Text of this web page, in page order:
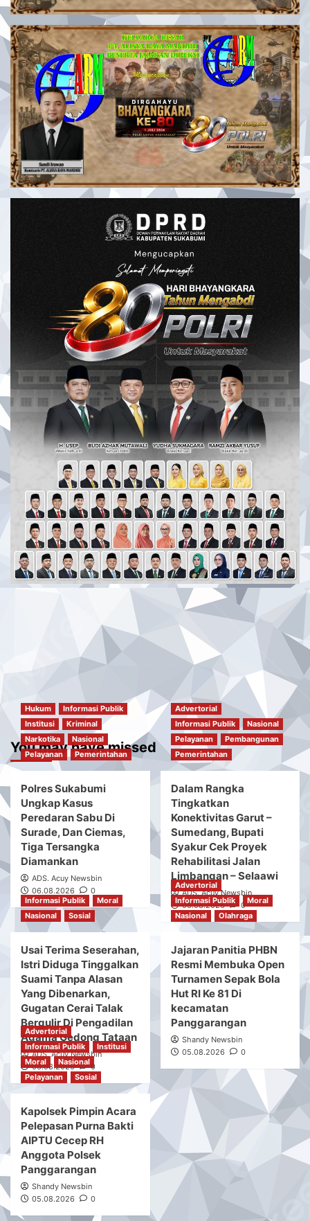
You may have missed
Hukum
Informasi Publik
Narkotika
Nasional
Pelayanan
Pemerintahan
Polres Sukabumi
Ungkap Kasus
Peredaran Sabu Di
Surade, Dan Ciemas,
Tiga Tersangka
Diamankan
ADS. Acuy Newsbin
06.08.2026
0
Advertorial
Informasi Publik
Nasional
Pelayanan
Pemerintahan
Dalam Rangka
Tingkatkan
Konektivitas Garut –
Sumedang, Bupati
Syakur Cek Proyek
Rehabilitasi Jalan
Limbangan – Selaawi
ADS. Acuy Newsbin
06.08.2026
0
Informasi Publik
Moral
Nasional
Sosial
Usai Terima Seserahan,
Istri Diduga Tinggalkan
Suami Tanpa Alasan
Yang Dibenarkan,
Gugatan Cerai Talak
Bergulir Di Pengadilan
Agama Gedong Tataan
ADS. Acuy Newsbin
Advertorial
Informasi Publik
Jajaran Panitia PHBN
Resmi Membuka Open
Turnamen Sepak Bola
Hut RI Ke 81 Di
kecamatan
Panggarangan
Advertorial
Informasi Publik